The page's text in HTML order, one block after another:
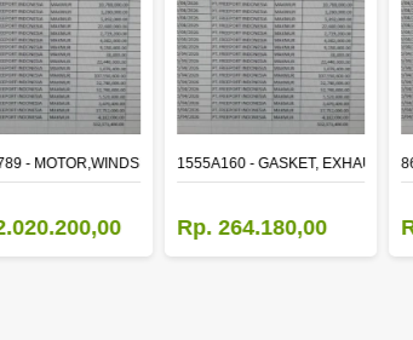
- MOTOR,WINDSHIELD WIPER1555A160 - GASKET, EXHAUST
Rp. 264.180,00